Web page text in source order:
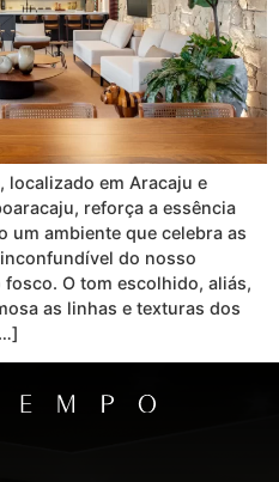
localizado em Aracaju e
reforça a essência
um ambiente que celebra as
do nosso
O tom escolhido, aliás,
as linhas e texturas dos